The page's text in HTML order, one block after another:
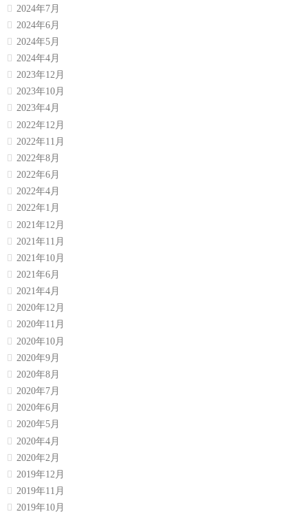
2024年7月
2024年6月
2024年5月
2024年4月
2023年12月
2023年10月
2023年4月
2022年12月
2022年11月
2022年8月
2022年6月
2022年4月
2022年1月
2021年12月
2021年11月
2021年10月
2021年6月
2021年4月
2020年12月
2020年11月
2020年10月
2020年9月
2020年8月
2020年7月
2020年6月
2020年5月
2020年4月
2020年2月
2019年12月
2019年11月
2019年10月